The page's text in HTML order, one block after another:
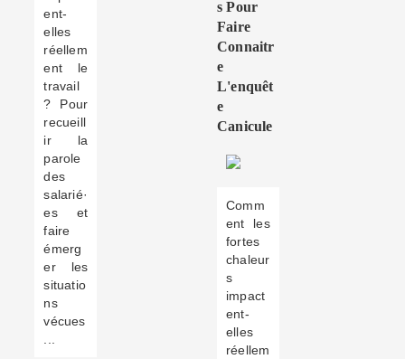
ent-
elles
réellem
ent le
travail
? Pour
recueill
ir la
parole
des
salarié·
es et
faire
émerg
er les
situatio
ns
vécues
...
S Pour
Faire
Connaitr
E
L'enquêt
E
Canicule
Comm
ent les
fortes
chaleur
s
impact
ent-
elles
réellem